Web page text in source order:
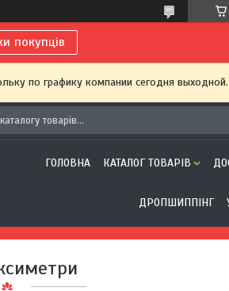
покупців
по графику компании сегодня выходной.
ГОЛОВНА КАТАЛОГ ТОВАРІВ
ДРОПШИППІНГ